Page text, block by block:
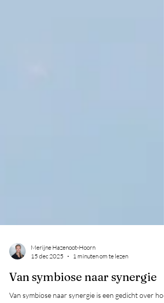
15 dec 2025
1 minuten om te lezen
Van symbiose naar synergie